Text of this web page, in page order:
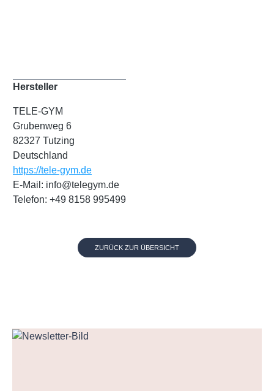
Hersteller
TELE-GYM
Grubenweg 6
82327 Tutzing
Deutschland
https://tele-gym.de
E-Mail: info@telegym.de
Telefon: +49 8158 995499
ZURÜCK ZUR ÜBERSICHT